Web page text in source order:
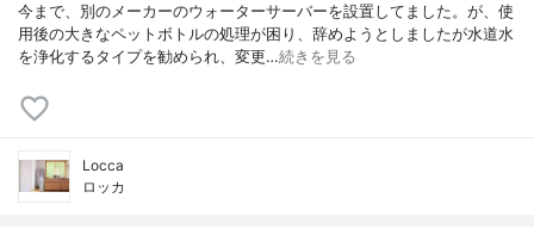
今まで、別のメーカーのウォーターサーバーを設置してました。が、使
用後の大きなペットボトルの処理が困り、辞めようとしましたが水道水
を浄化するタイプを勧められ、変更…続きを見る
Locca
ロッカ